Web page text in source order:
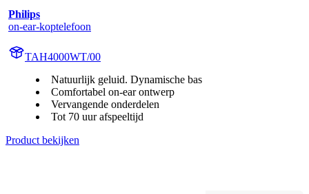
Philips
on-ear-koptelefoon
TAH4000WT/00
Natuurlijk geluid. Dynamische bas
Comfortabel on-ear ontwerp
Vervangende onderdelen
Tot 70 uur afspeeltijd
Product bekijken